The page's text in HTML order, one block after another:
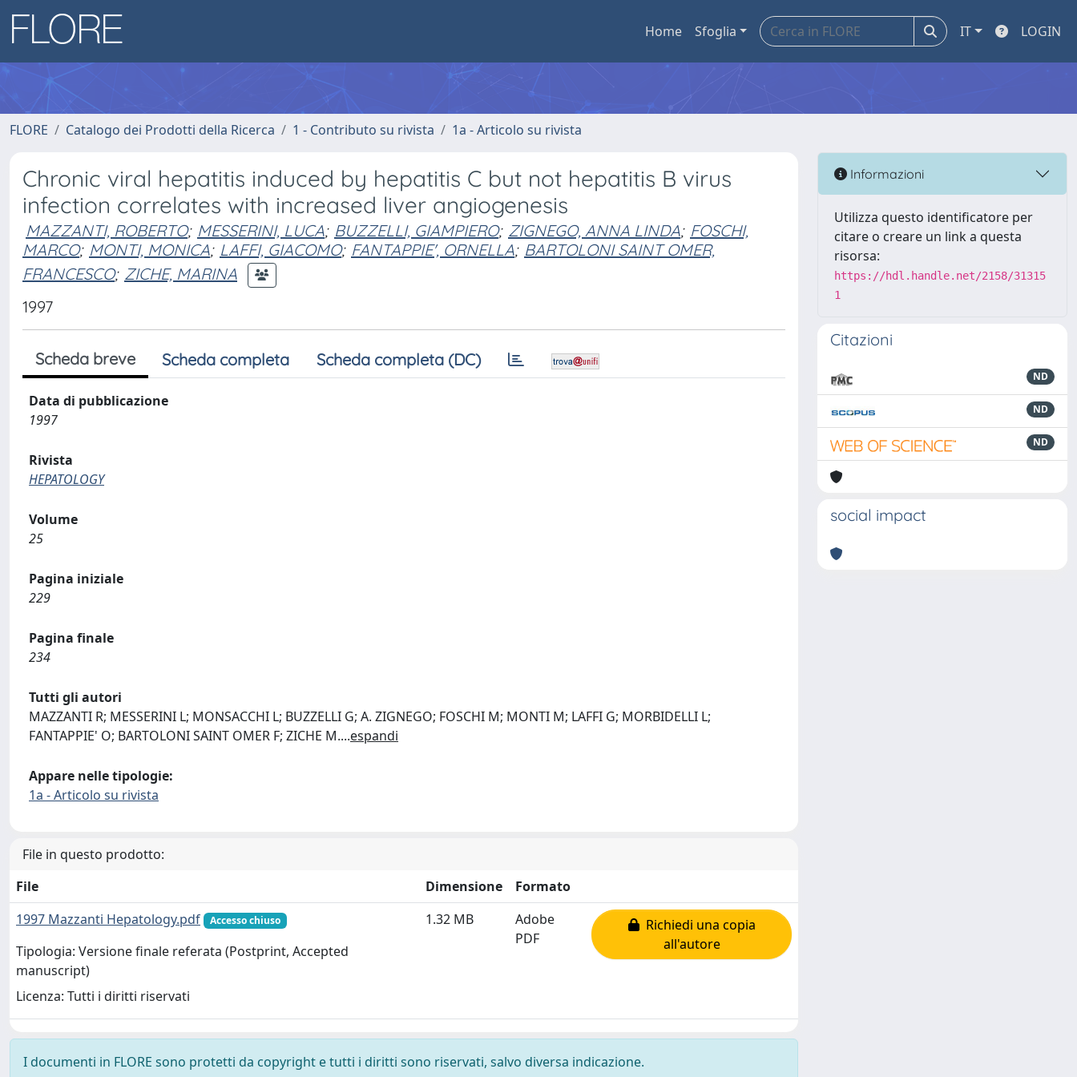
Home Sfoglia IT LOGIN
FLORE Catalogo dei Prodotti della Ricerca 1 - Contributo su rivista 1a - Articolo su rivista
Chronic viral hepatitis induced by hepatitis C but not hepatitis B virus
infection correlates with increased liver angiogenesis
MAZZANTI, ROBERTO; MESSERINI, LUCA; BUZZELLI, GIAMPIERO; ZIGNEGO, ANNA LINDA; FOSCHI,
MARCO; MONTI, MONICA; LAFFI, GIACOMO; FANTAPPIE', ORNELLA; BARTOLONI SAINT OMER,
FRANCESCO; ZICHE, MARINA
1997
Scheda breve Scheda completa Scheda completa (DC)
Data di pubblicazione
1997
Rivista
HEPATOLOGY
Volume
25
Pagina iniziale
229
Pagina finale
234
Tutti gli autori
MAZZANTI R; MESSERINI L; MONSACCHI L; BUZZELLI G; A. ZIGNEGO; FOSCHI M; MONTI M; LAFFI G; MORBIDELLI L;
FANTAPPIE' O; BARTOLONI SAINT OMER F; ZICHE M....espandi
Appare nelle tipologie:
1a - Articolo su rivista
File in questo prodotto:
File
Dimensione
Formato
1997 Mazzanti Hepatology.pdf
Accesso chiuso
Tipologia: Versione finale referata (Postprint, Accepted
manuscript)
Licenza: Tutti i diritti riservati
1.32 MB
Adobe
PDF
Richiedi una copia
all'autore
I documenti in FLORE sono protetti da copyright e tutti i diritti sono riservati, salvo diversa indicazione.
Informazioni
Utilizza questo identificatore per
citare o creare un link a questa
risorsa:
https://hdl.handle.net/2158/31315
1
Citazioni
ND
ND
ND
social impact